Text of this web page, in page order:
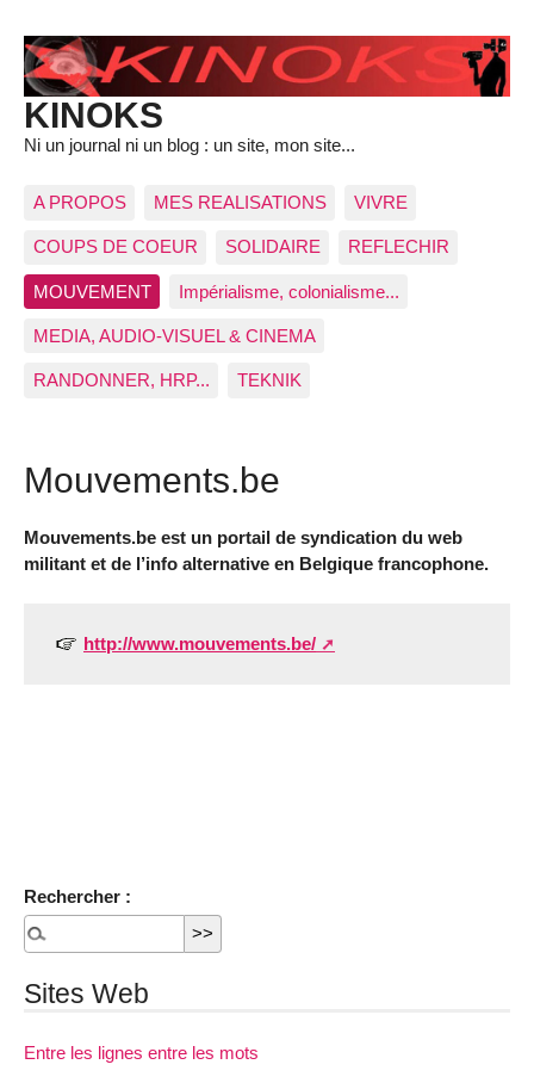
KINOKS
Ni un journal ni un blog : un site, mon site...
A PROPOS MES REALISATIONS VIVRE
COUPS DE COEUR SOLIDAIRE REFLECHIR
MOUVEMENT Impérialisme, colonialisme...
MEDIA, AUDIO-VISUEL & CINEMA
RANDONNER, HRP... TEKNIK
Mouvements.be
Mouvements.be est un portail de syndication du web
militant et de l’info alternative en Belgique francophone.
http://www.mouvements.be/
Rechercher :
Sites Web
Entre les lignes entre les mots